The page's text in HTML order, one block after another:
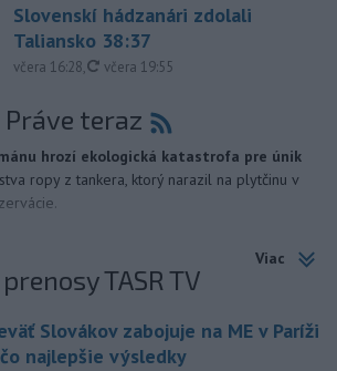
Slovenskí hádzanári zdolali
Taliansko 38:37
včera 16:28, aktualizované
včera 19:55
Práve teraz
hrozí ekologická katastrofa pre únik
ropy z tankera, ktorý narazil na plytčinu v
Viac
TASR TV
Slovákov zabojuje na ME v Paríži
najlepšie výsledky